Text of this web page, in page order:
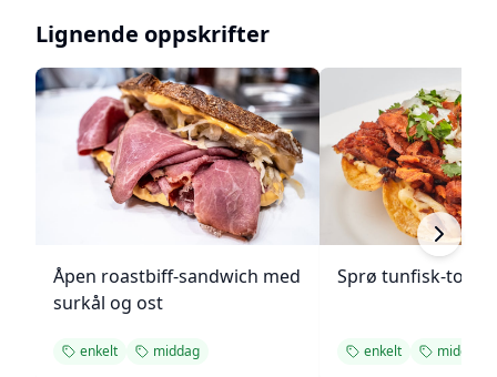
Lignende oppskrifter
Åpen roastbiff-sandwich med
surkål og ost
enkelt middag
Sprø tunfisk-
enkelt middag